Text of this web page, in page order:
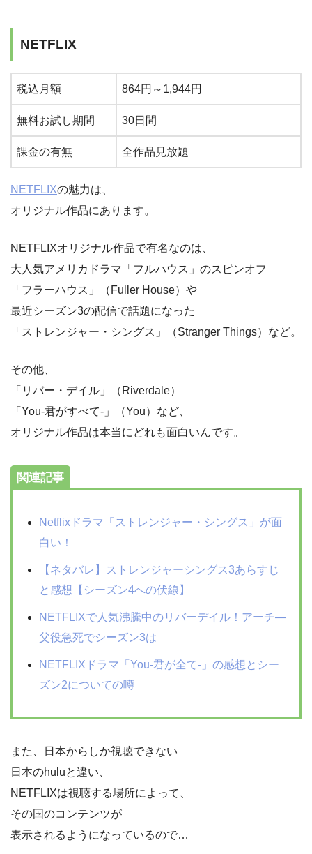
NETFLIX
税込月額 864円～1,944円
無料お試し期間 30日間
課金の有無 全作品見放題
NETFLIXの魅力は、
オリジナル作品にあります。
NETFLIXオリジナル作品で有名なのは、
大人気アメリカドラマ「フルハウス」のスピンオフ
「フラーハウス」（Fuller House）や
最近シーズン3の配信で話題になった
「ストレンジャー・シングス」（Stranger Things）など。
その他、
「リバー・デイル」（Riverdale）
「You-君がすべて-」（You）など、
オリジナル作品は本当にどれも面白いんです。
関連記事
Netflixドラマ「ストレンジャー・シングス」が面
白い！
【ネタバレ】ストレンジャーシングス3あらすじ
と感想【シーズン4への伏線】
NETFLIXで人気沸騰中のリバーデイル！アーチ―
父役急死でシーズン3は
NETFLIXドラマ「You-君が全て-」の感想とシー
ズン2についての噂
また、日本からしか視聴できない
日本のhuluと違い、
NETFLIXは視聴する場所によって、
その国のコンテンツが
表示されるようになっているので…